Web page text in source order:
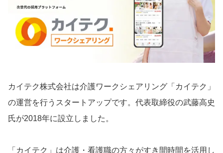
カイテク株式会社は介護ワークシェアリング「カイテク」
の運営を行うスタートアップです。代表取締役の武藤高史
氏が2018年に設立しました。
「カイテク」は介護・看護職の方々がすき間時間を活用し